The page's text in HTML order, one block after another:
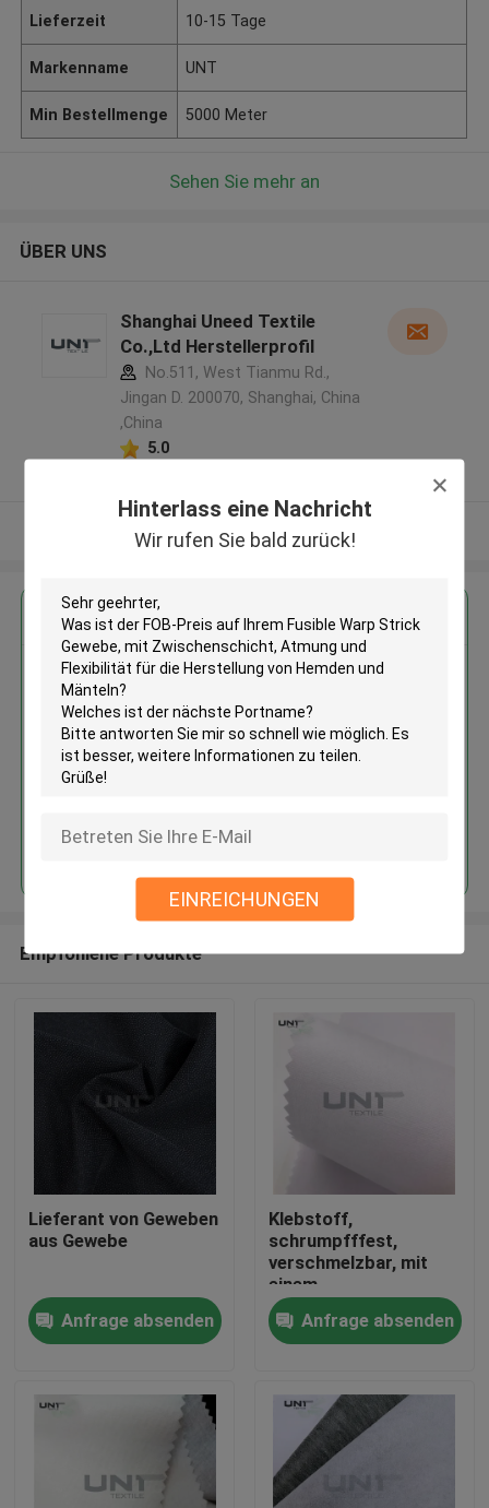
Hinterlass eine Nachricht
Wir rufen Sie bald zurück!
EINREICHUNGEN
Lieferzeit 10-15 Tage
Markenname UNT
Min Bestellmenge 5000 Meter
Sehen Sie mehr an
ÜBER UNS
Shanghai Uneed Textile
Co.,Ltd Herstellerprofil
No.511, West Tianmu Rd.,
Jingan D. 200070, Shanghai, China
,China
5.0
Sehen Sie mehr an
Erhalten Sie den besten Preis für
Fusible Warp Strick Gewebe, mit
Zwischenschicht, Atmung und
Flexibilität für die Herstellung
von Hemden und Mänteln
Fortsetzen
Empfohlene Produkte
Lieferant von Geweben
aus Gewebe
Anfrage absenden
Klebstoff,
schrumpfffest,
verschmelzbar, mit
einem
Zwischengeschirr aus
112 cm Gewebe
Anfrage absenden